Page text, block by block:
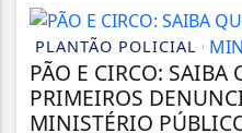
PLANTÃO POLICIAL
PÃO E CIRCO: SAIBA
PRIMEIROS
MINISTÉRIO